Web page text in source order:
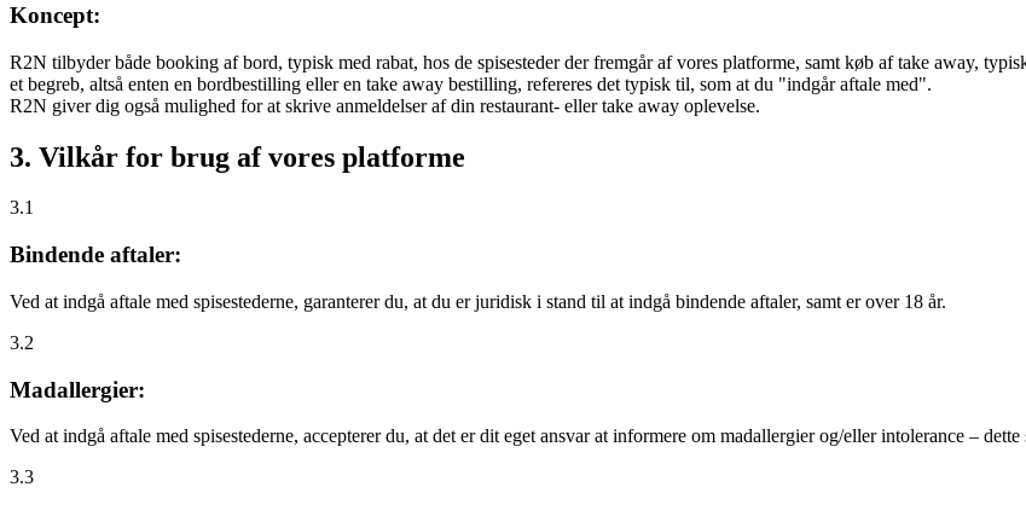
Koncept:
R2N tilbyder både booking af bord, typisk med rabat, hos de spisesteder der fremgår af vores platforme, samt køb af take away,
et begreb, altså enten en bordbestilling eller en take away bestilling, refereres det typisk til, som at du "indgår aftale med".
R2N giver dig også mulighed for at skrive anmeldelser af din restaurant- eller take away oplevelse.
3. Vilkår for brug af vores platforme
3.1
Bindende aftaler:
Ved at indgå aftale med spisestederne, garanterer du, at du er juridisk i stand til at indgå bindende aftaler, samt er over 18 år.
3.2
Madallergier:
Ved at indgå aftale med spisestederne, accepterer du, at det er dit eget ansvar at informere om madallergier og/eller intolerance –
3.3